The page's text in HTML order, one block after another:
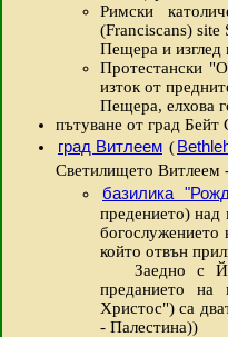
Римски
(Franciscans) site
Пещера и изглед
Протестански
изток от
Пещера, елхова
пътуване от град
град Витлеем (
Светилището Витлеем
базилика
предението) над
богослужението
който отвън
Заедно с
преданието на
Христос") са
- Палестина))